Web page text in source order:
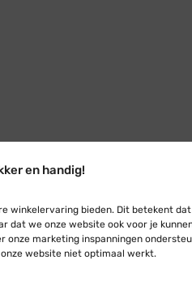
en handig!
winkelervaring bieden. Dit betekent dat
dat we onze website ook voor je
onze marketing inspanningen
website niet optimaal werkt.